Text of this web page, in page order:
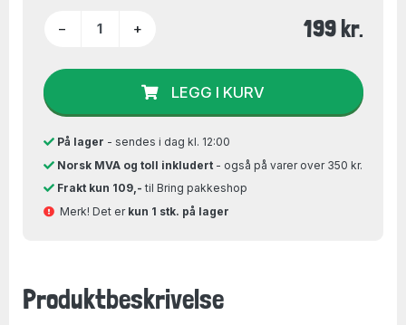
− + 199 kr.
LEGG I KURV
På lager - sendes i dag kl. 12:00
Norsk MVA og toll inkludert- også på varer over 350 kr.
Frakt kun 109,- til Bring pakkeshop
Merk! Det er kun 1 stk. på lager
Produktbeskrivelse